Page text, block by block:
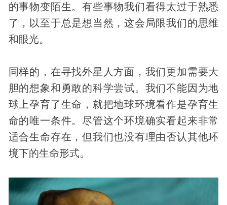
的事物变陌生。有些事物我们看得太过于熟悉
了，以至于总是想当然，这会局限我们的思维
和眼光。
同样的，在寻找外星人方面，我们更加需要大
胆的想象和勇敢的科学尝试。我们不能因为地
球上孕育了生命，就把地球环境看作是孕育生
命的唯一条件。尽管这个环境确实看起来非常
适合生命存在，但我们也没有理由否认其他环
境下的生命形式。